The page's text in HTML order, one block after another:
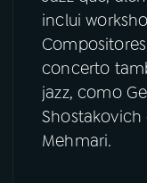
inclui
concerto
jazz, como
Mehmari.